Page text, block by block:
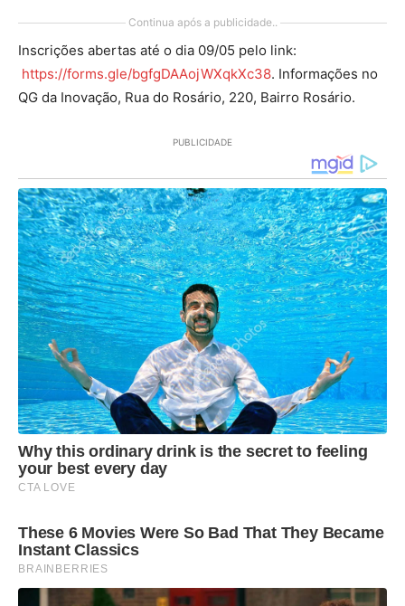
Continua após a publicidade..
Inscrições abertas até o dia 09/05 pelo link:
https://forms.gle/bgfgDAAojWXqkXc38. Informações no
QG da Inovação, Rua do Rosário, 220, Bairro Rosário.
PUBLICIDADE